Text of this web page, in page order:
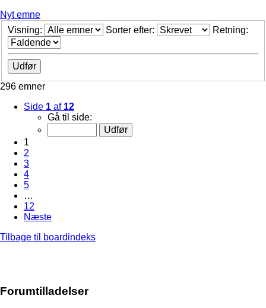
Nyt emne
Visning:
Sorter efter: Retning:
296 emner
Side 1 af 12
Gå til side:
1
2
3
4
5
…
12
Næste
Tilbage til boardindeks
Forumtilladelser